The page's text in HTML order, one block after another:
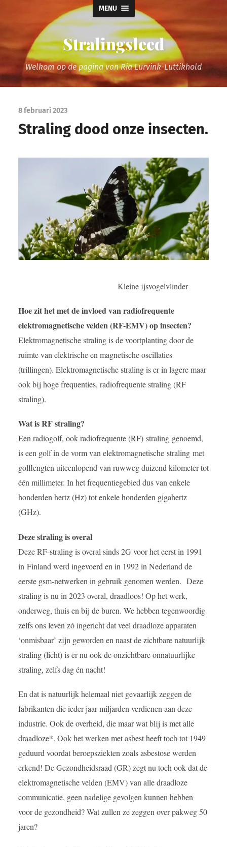
MENU
Stralingsleed
Welkom op de pagina van Ria Lurvink-Luttikhold
8 februari 2023
Straling dood onze insecten.
Kleine ijsvogelvlinder
Hoe zit het met de invloed van radiofrequente
elektromagnetische velden (RF-EMV) op insecten?
Elektromagnetische straling is de voortplanting door de
ruimte van elektrische en magnetische oscillaties
(trillingen). Elektromagnetische straling is er in lagere maar
ook bij hoge frequenties, radiofrequente straling (RF
straling).
Wat is RF straling?
Een radiogolf, ook radiofrequente (RF) straling genoemd,
is een golf in de vorm van elektromagnetische straling met
golflengten uiteenlopend van ruwweg duizend kilometer tot
één millimeter. In het frequentiegebied dus van enkele
honderden hertz (Hz) tot enkele honderden gigahertz
(GHz).
Deze straling is overal
Deze RF-straling is overal sinds 2G voor het eerst in 1991
in Finland werd ingevoerd en in 1992 in Nederland de
eerste gsm-netwerken in gebruik genomen werden. Deze
straling is nu in 2023 overal, draadloos! Op het werk,
onderweg, thuis en bij de buren. We hebben tegenwoordig
zelfs ons leven zó ingericht dat veel draadloze apparaten
‘onmisbaar’ zijn geworden en naast de zichtbare natuurlijk
straling (licht) is er nu ook de onzichtbare onnatuurlijke
straling, zelfs dag én nacht!
En dat is natuurlijk helemaal niet gevaarlijk zeggen de
fabrikanten die ieder jaar miljarden verdienen aan deze
industrie. Ook de overheid, die maar wat blij is met alle
draadloze*. Ook het werken met asbest heeft toch tot 1949
geduurd voordat beroepsziekten zoals asbestose werden
erkend! De Gezondheidsraad (GR) zegt nu toch ook dat de
elektromagnetische velden (EMV) van alle draadloze
communicatie, geen nadelige gevolgen kunnen hebben
voor de gezondheid? Wat zullen ze zeggen over pakweg 50
jaren?